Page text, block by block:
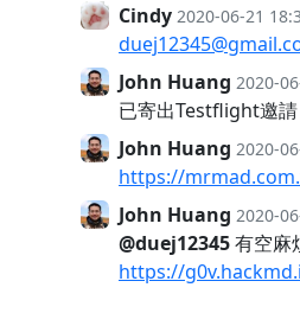
Cindy 2020-06-21
John Huang 2020-
已寄出Testflight邀請
John Huang 2020-
https://
John Huang 2020-
@duej12345有空麻
https://